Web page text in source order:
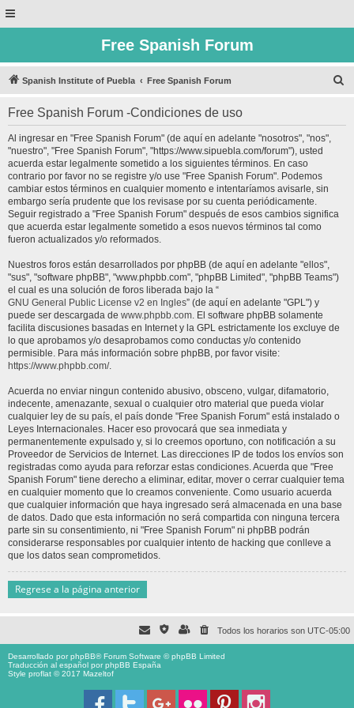
Free Spanish Forum
Spanish Institute of Puebla Free Spanish Forum
Free Spanish Forum -Condiciones de uso
Al ingresar en "Free Spanish Forum" (de aquí en adelante "nosotros", "nos",
"nuestro", "Free Spanish Forum", "https://www.sipuebla.com/forum"), usted
acuerda estar legalmente sometido a los siguientes términos. En caso
contrario por favor no se registre y/o use "Free Spanish Forum". Podemos
cambiar estos términos en cualquier momento e intentaríamos avisarle, sin
embargo sería prudente que los revisase por su cuenta periódicamente.
Seguir registrado a "Free Spanish Forum" después de esos cambios significa
que acuerda estar legalmente sometido a esos nuevos términos tal como
fueron actualizados y/o reformados.
Nuestros foros están desarrollados por phpBB (de aquí en adelante "ellos",
"sus", "software phpBB", "www.phpbb.com", "phpBB Limited", "phpBB Teams")
el cual es una solución de foros liberada bajo la “
GNU General Public License v2 en Ingles” (de aquí en adelante "GPL") y
puede ser descargada de www.phpbb.com. El software phpBB solamente
facilita discusiones basadas en Internet y la GPL estrictamente los excluye de
lo que aprobamos y/o desaprobamos como conductas y/o contenido
permisible. Para más información sobre phpBB, por favor visite:
https://www.phpbb.com/.
Acuerda no enviar ningun contenido abusivo, obsceno, vulgar, difamatorio,
indecente, amenazante, sexual o cualquier otro material que pueda violar
cualquier ley de su país, el país donde "Free Spanish Forum" está instalado o
Leyes Internacionales. Hacer eso provocará que sea inmediata y
permanentemente expulsado y, si lo creemos oportuno, con notificación a su
Proveedor de Servicios de Internet. Las direcciones IP de todos los envíos son
registradas como ayuda para reforzar estas condiciones. Acuerda que "Free
Spanish Forum" tiene derecho a eliminar, editar, mover o cerrar cualquier tema
en cualquier momento que lo creamos conveniente. Como usuario acuerda
que cualquier información que haya ingresado será almacenada en una base
de datos. Dado que esta información no será compartida con ninguna tercera
parte sin su consentimiento, ni "Free Spanish Forum" ni phpBB podrán
considerarse responsables por cualquier intento de hacking que conlleve a
que los datos sean comprometidos.
Regrese a la página anterior
Todos los horarios son UTC-05:00
Desarrollado porphpBB® Forum Software © phpBB Limited
Traducción al español porphpBB España
Style proflat © 2017 Mazeltof